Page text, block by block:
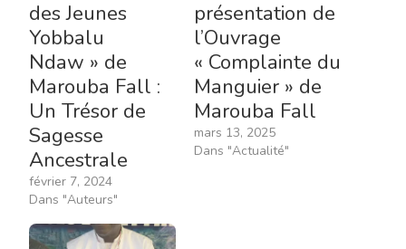
des Jeunes
Yobbalu
Ndaw » de
Marouba Fall :
Un Trésor de
Sagesse
Ancestrale
février 7, 2024
Dans "Auteurs"
présentation de
l’Ouvrage
« Complainte du
Manguier » de
Marouba Fall
mars 13, 2025
Dans "Actualité"